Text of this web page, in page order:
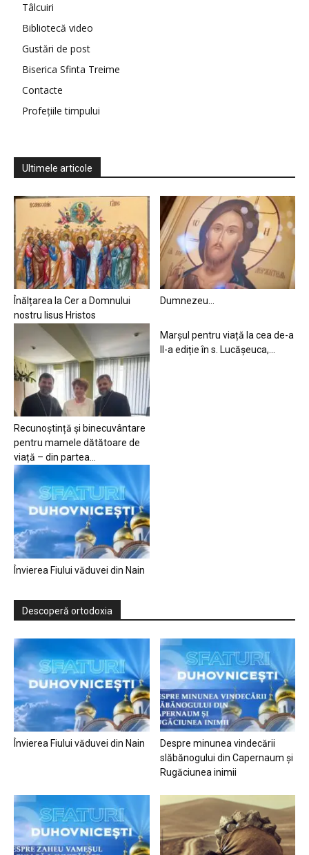
Tâlcuiri
Bibliotecă video
Gustări de post
Biserica Sfinta Treime
Contacte
Profețiile timpului
Ultimele articole
Înălțarea la Cer a Domnului
nostru Iisus Hristos
Dumnezeu…
Recunoștință și binecuvântare
pentru mamele dătătoare de
viață – din partea...
Marșul pentru viață la cea de-a
II-a ediție în s. Lucășeuca,...
Învierea Fiului văduvei din Nain
Descoperă ortodoxia
Învierea Fiului văduvei din Nain
Despre minunea vindecării
slăbănogului din Capernaum și
Rugăciunea inimii